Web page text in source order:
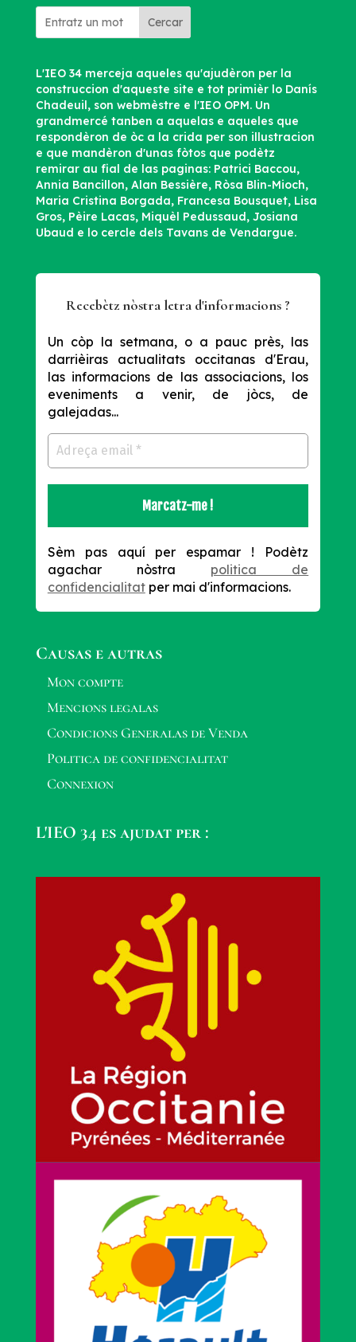
Cercar
L'IEO 34 merceja aqueles qu'ajudèron per la
construccion d'aqueste site e tot primièr lo Danís
Chadeuil, son webmèstre e l'IEO OPM. Un
grandmercé tanben a aquelas e aqueles que
respondèron de òc a la crida per son illustracion
e que mandèron d'unas fòtos que podètz
remirar au fial de las paginas: Patrici Baccou,
Annia Bancillon, Alan Bessière, Ròsa Blin-Mioch,
Maria Cristina Borgada, Francesa Bousquet, Lisa
Gros, Pèire Lacas, Miquèl Pedussaud, Josiana
Ubaud e lo cercle dels Tavans de Vendargue.
Recebètz nòstra letra d'informacions ?
Un còp la setmana, o a pauc près, las
darrièiras actualitats occitanas d'Erau,
las informacions de las associacions, los
eveniments a venir, de jòcs, de
galejadas...
Sèm pas aquí per espamar !
Podètz
agachar nòstra politica de
confidencialitatper mai d'informacions.
Causas e autras
Mon compte
Mencions legalas
Condicions Generalas de Venda
Politica de confidencialitat
Connexion
L'IEO 34 es ajudat per :